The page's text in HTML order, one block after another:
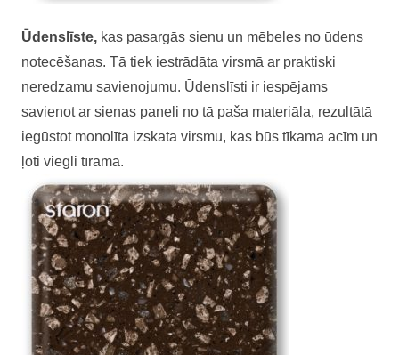
Ūdenslīste, kas pasargās sienu un mēbeles no ūdens
notecēšanas. Tā tiek iestrādāta virsmā ar praktiski
neredzamu savienojumu. Ūdenslīsti ir iespējams
savienot ar sienas paneli no tā paša materiāla, rezultātā
iegūstot monolīta izskata virsmu, kas būs tīkama acīm un
ļoti viegli tīrāma.